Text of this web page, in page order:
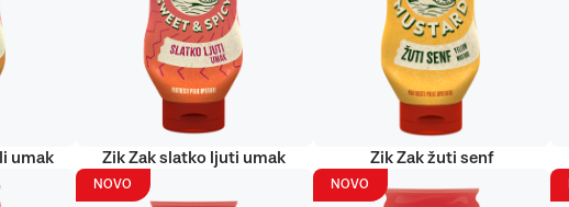
umak Zik Zak slatko ljuti umak Zik Zak žuti senf
NOVO NOVO